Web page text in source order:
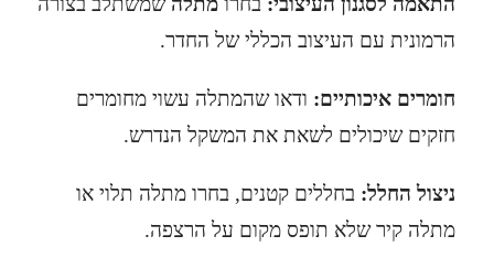
הרמונית עם העיצוב הכללי של החדר.
חומרים איכותיים: ודאו שהמתלה עשוי מחומרים
חזקים שיכולים לשאת את המשקל הנדרש.
ניצול החלל: בחללים קטנים, בחרו מתלה תלוי או
מתלה קיר שלא תופס מקום על הרצפה.